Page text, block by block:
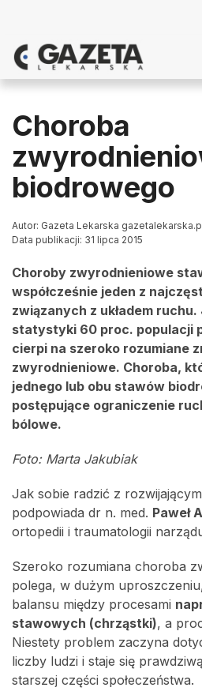
Choroba
biodrowego
Autor: Gazeta Lekarska
Data publikacji: 31 lipca 2015
Choroby zwyrodnieniowe
współcześnie jeden z
związanych z układem
statystyki 60 proc. populacji
cierpi na szeroko rozumiane
zwyrodnieniowe. Choroba,
jednego lub obu stawów
postępujące ograniczenie
bólowe.
Foto: Marta Jakubiak
Jak sobie radzić z
podpowiada dr n. med. Paweł
ortopedii i traumatologii
Szeroko rozumiana choroba
polega, w dużym
balansu między procesami
stawowych (chrząstki), a
Niestety problem zaczyna
liczby ludzi i staje się
starszej części społeczeństwa.